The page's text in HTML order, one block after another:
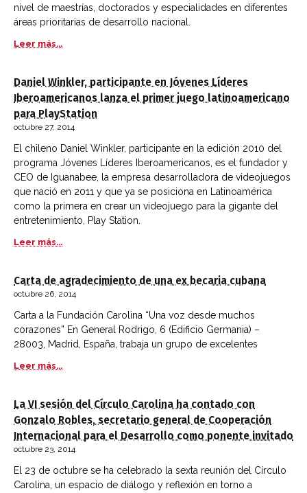
nivel de maestrías, doctorados y especialidades en diferentes
áreas prioritarias de desarrollo nacional.
Leer más...
Daniel Winkler, participante en Jóvenes Líderes
Iberoamericanos lanza el primer juego latinoamericano
para PlayStation
octubre 27, 2014
El chileno Daniel Winkler, participante en la edición 2010 del
programa Jóvenes Líderes Iberoamericanos, es el fundador y
CEO de Iguanabee, la empresa desarrolladora de videojuegos
que nació en 2011 y que ya se posiciona en Latinoamérica
como la primera en crear un videojuego para la gigante del
entretenimiento, Play Station.
Leer más...
Carta de agradecimiento de una ex becaria cubana
octubre 26, 2014
Carta a la Fundación Carolina “Una voz desde muchos
corazones” En General Rodrigo, 6 (Edificio Germania) –
28003, Madrid, España, trabaja un grupo de excelentes
Leer más...
La VI sesión del Círculo Carolina ha contado con
Gonzalo Robles, secretario general de Cooperación
Internacional para el Desarrollo como ponente invitado
octubre 23, 2014
El 23 de octubre se ha celebrado la sexta reunión del Círculo
Carolina, un espacio de diálogo y reflexión en torno a